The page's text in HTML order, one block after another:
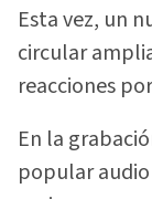
Esta vez, un
circular
reacciones
En la
popular